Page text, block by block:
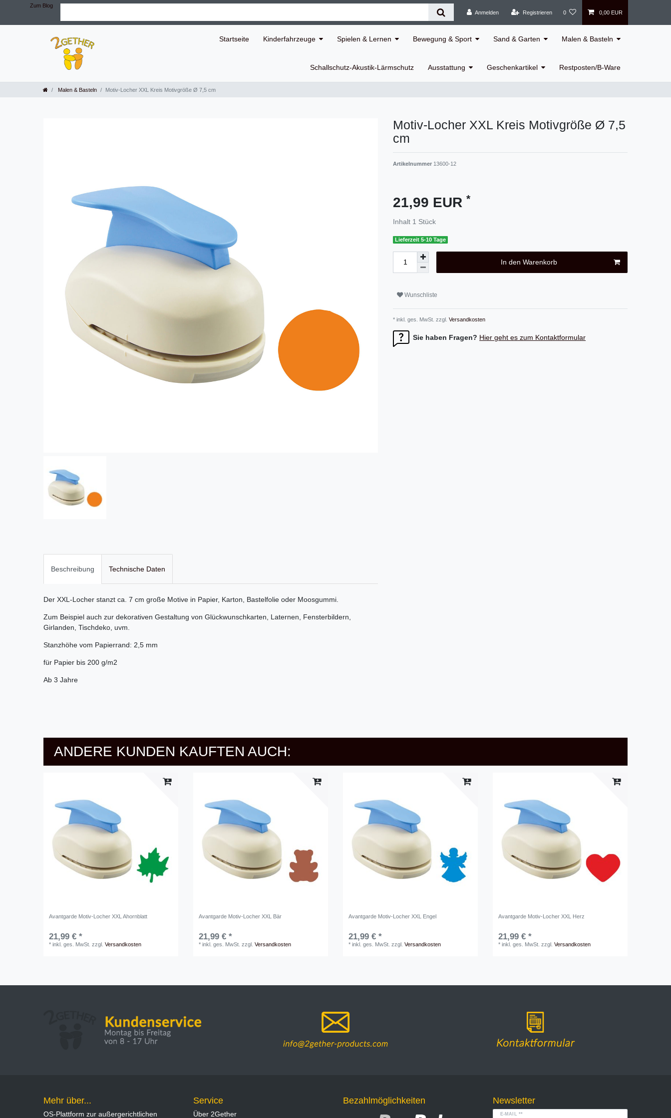
Zum Blog
Anmelden
Registrieren 0 0,00 EUR
Startseite Kinderfahrzeuge Spielen & Lernen Bewegung & Sport Sand & Garten Malen & Basteln
Schallschutz-Akustik-Lärmschutz Ausstattung Geschenkartikel Restposten/B-Ware
Malen & Basteln Motiv-Locher XXL Kreis Motivgröße Ø 7,5 cm
Motiv-Locher XXL Kreis Motivgröße Ø 7,5
cm
Artikelnummer 13600-12
21,99 EUR *
Inhalt 1 Stück
Lieferzeit 5-10 Tage
In den Warenkorb
Wunschliste
* inkl. ges. MwSt. zzgl. Versandkosten
Sie haben Fragen? Hier geht es zum Kontaktformular
Beschreibung Technische Daten
Der XXL-Locher stanzt ca. 7 cm große Motive in Papier, Karton, Bastelfolie oder Moosgummi.
Zum Beispiel auch zur dekorativen Gestaltung von Glückwunschkarten, Laternen, Fensterbildern,
Girlanden, Tischdeko, uvm.
Stanzhöhe vom Papierrand: 2,5 mm
für Papier bis 200 g/m2
Ab 3 Jahre
ANDERE KUNDEN KAUFTEN AUCH:
Avantgarde Motiv-Locher XXL Ahornblatt
21,99 € *
*inkl. ges. MwSt. zzgl.Versandkosten
Avantgarde Motiv-Locher XXL Bär
21,99 € *
*inkl. ges. MwSt. zzgl.Versandkosten
Avantgarde Motiv-Locher XXL Engel
21,99 € *
*inkl. ges. MwSt. zzgl.Versandkosten
Avantgarde Motiv-Locher XXL Herz
21,99 € *
*inkl. ges. MwSt. zzgl.Versandkosten
Mehr über...
OS-Plattform zur außergerichtlichen
Service
Über 2Gether
Bezahlmöglichkeiten Newsletter
E-MAIL **